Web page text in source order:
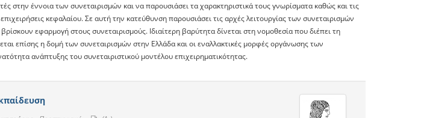
στην έννοια των συνεταιρισμών και να παρουσιάσει τα χαρακτηριστικά τους γνωρίσματα καθώς και τις
κεφαλαίου. Σε αυτή την κατεύθυνση παρουσιάσει τις αρχές λειτουργίας των συνεταιρισμών
εφαρμογή στους συνεταιρισμούς. Ιδιαίτερη βαρύτητα δίνεται στη νομοθεσία που διέπει τη
επίσης η δομή των συνεταιρισμών στην Ελλάδα και οι εναλλακτικές μορφές οργάνωσης των
ανάπτυξης του συνεταιριστικού μοντέλου επιχειρηματικότητας.